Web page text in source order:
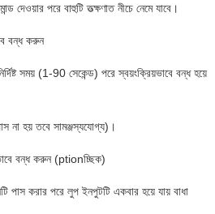
দেওয়ার পরে বাহুটি তত্ক্ষণাত নীচে নেমে যাবে।
বন্ধ করুন
সময় (1-90 সেকেন্ড) পরে স্বয়ংক্রিয়ভাবে বন্ধ হয়ে
না হয় তবে সামঞ্জস্যযোগ্য)।
বন্ধ করুন (ptionচ্ছিক)
পাস করার পরে লুপ ইনপুটটি একবার হয়ে যায় বাধা